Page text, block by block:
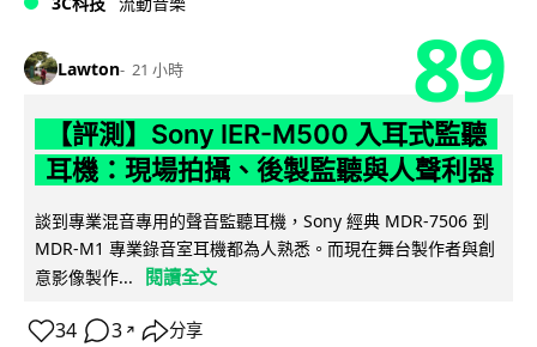
Lawton 21 小時 89
【評測】Sony IER-M500 入耳式監聽
耳機：現場拍攝、後製監聽與人聲利器
談到專業混音專用的聲音監聽耳機，Sony 經典 MDR-7506 到
MDR-M1 專業錄音室耳機都為人熟悉。而現在舞台製作者與創
意影像製作...
閱讀全文
34 3 ↗ 分享